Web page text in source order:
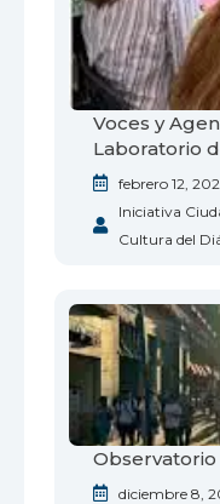
Voces y
Laboratorio
febrero 12,
Iniciativa
Cultura del
Observatorio
diciembre 8,